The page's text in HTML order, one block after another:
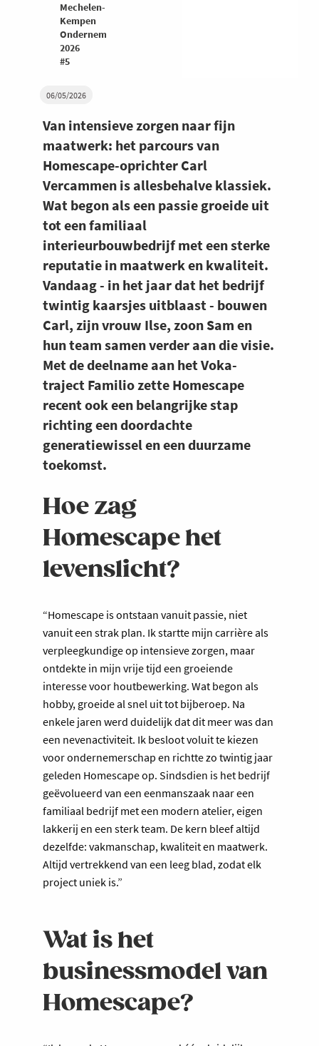
06/05/2026
Van intensieve zorgen naar fijn
maatwerk: het parcours van
Homescape-oprichter Carl
Vercammen is allesbehalve klassiek.
Wat begon als een passie groeide uit
tot een familiaal
interieurbouwbedrijf met een sterke
reputatie in maatwerk en kwaliteit.
Vandaag - in het jaar dat het bedrijf
twintig kaarsjes uitblaast - bouwen
Carl, zijn vrouw Ilse, zoon Sam en
hun team samen verder aan die visie.
Met de deelname aan het Voka-
traject Familio zette Homescape
recent ook een belangrijke stap
richting een doordachte
generatiewissel en een duurzame
toekomst.
Hoe zag
Homescape het
levenslicht?
“Homescape is ontstaan vanuit passie, niet
vanuit een strak plan. Ik startte mijn carrière als
verpleegkundige op intensieve zorgen, maar
ontdekte in mijn vrije tijd een groeiende
interesse voor houtbewerking. Wat begon als
hobby, groeide al snel uit tot bijberoep. Na
enkele jaren werd duidelijk dat dit meer was dan
een nevenactiviteit. Ik besloot voluit te kiezen
voor ondernemerschap en richtte zo twintig jaar
geleden Homescape op. Sindsdien is het bedrijf
geëvolueerd van een eenmanszaak naar een
familiaal bedrijf met een modern atelier, eigen
lakkerij en een sterk team. De kern bleef altijd
dezelfde: vakmanschap, kwaliteit en maatwerk.
Altijd vertrekkend van een leeg blad, zodat elk
project uniek is.”
Wat is het
businessmodel van
Homescape?
Mechelen-
Kempen
Ondernemers
2026
#5